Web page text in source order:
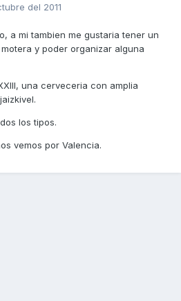
del 2011
a mi tambien me gustaria tener un
y poder organizar alguna
una cerveceria con amplia
los tipos.
vemos por Valencia.